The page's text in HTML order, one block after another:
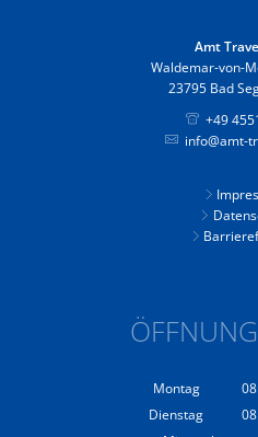
Amt
Waldemar-von-
23795 Bad
+49
info@amt-
Montag
Dienstag